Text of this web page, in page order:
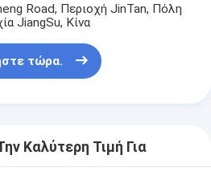
μηχανή υφάσματος
Road, Περιοχή JinTan, Πόλη
JiangSu, Κίνα
τώρα.
Καλύτερη Τιμή Για